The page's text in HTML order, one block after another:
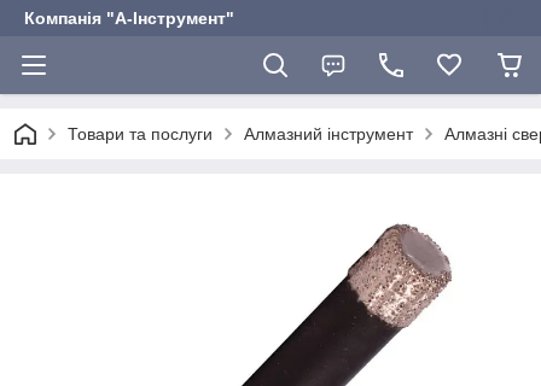
Компанія "А-Інструмент"
Товари та послуги Алмазний інструмент Алмазні